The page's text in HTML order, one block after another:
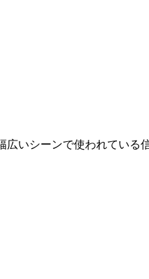
いシーンで使われている